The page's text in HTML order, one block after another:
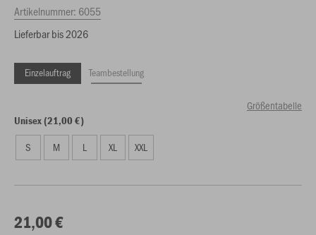
Artikelnummer: 6055
Lieferbar bis 2026
Einzelauftrag Teambestellung
Größentabelle
Unisex (21,00 €)
S M L XL XXL
21,00 €